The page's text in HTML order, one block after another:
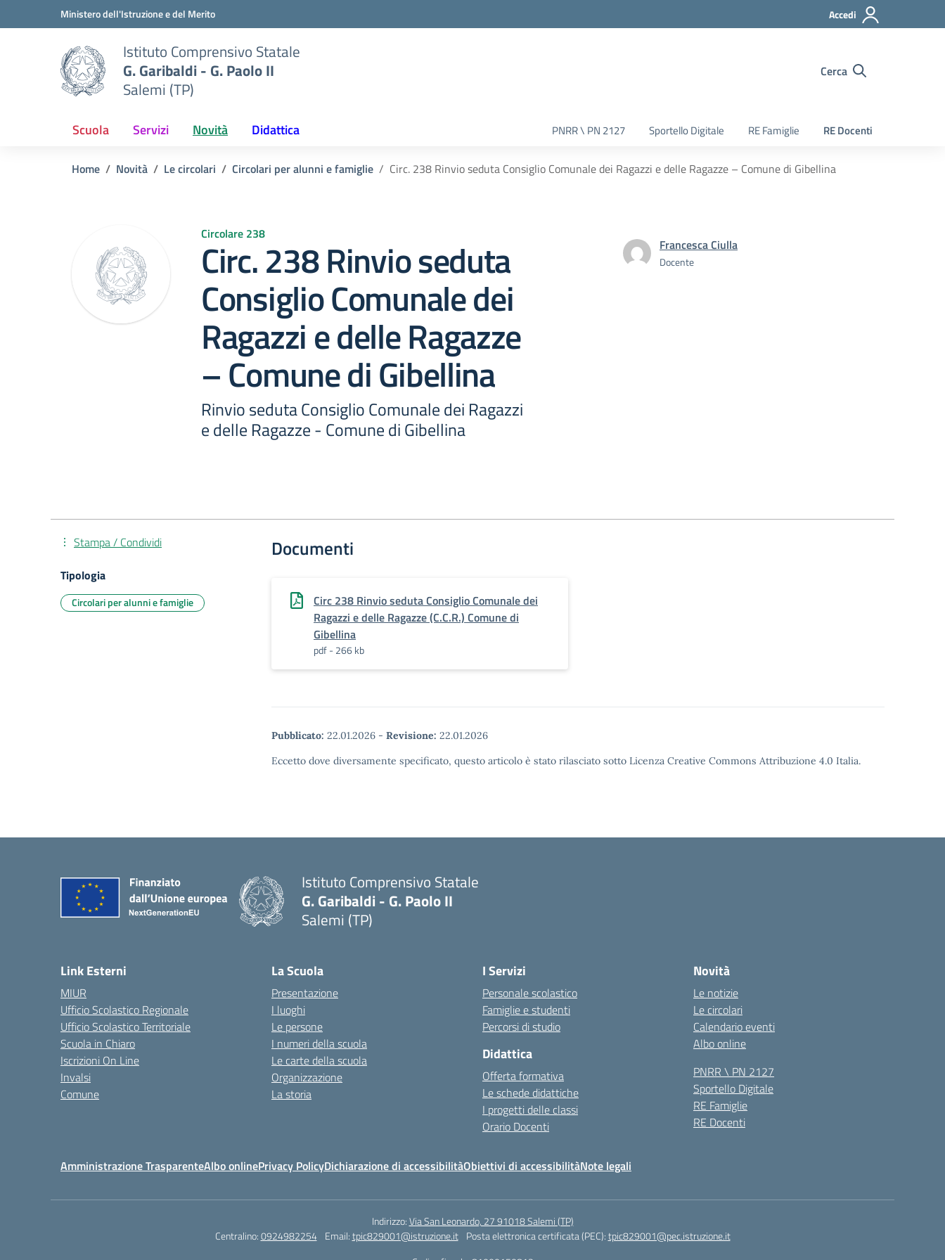
Vai ai contenuti
Vai al menu di navigazioneMinistero dell'Istruzione e del Merito Accedi
Istituto Comprensivo Statale
G. Garibaldi - G. Paolo II
Salemi (TP)
Cerca
Scuola Servizi Novità Didattica PNRR \ PN 2127 Sportello Digitale RE Famiglie RE Docenti
Home Novità Le circolari Circolari per alunni e famiglie Circ. 238 Rinvio seduta Consiglio Comunale dei Ragazzi e delle Ragazze – Comune di Gibellina
Circolare 238
Circ. 238 Rinvio seduta
Consiglio Comunale dei
Ragazzi e delle Ragazze
– Comune di Gibellina
Rinvio seduta Consiglio Comunale dei Ragazzi
e delle Ragazze - Comune di Gibellina
Francesca Ciulla
Docente
Documenti
Circ 238 Rinvio seduta Consiglio Comunale dei
Ragazzi e delle Ragazze (C.C.R.) Comune di
Gibellina
pdf - 266 kb
Pubblicato: 22.01.2026 - Revisione: 22.01.2026
Eccetto dove diversamente specificato, questo articolo è stato rilasciato sotto Licenza Creative Commons Attribuzione 4.0 Italia.
Stampa / Condividi
Tipologia
Circolari per alunni e famiglie
Istituto Comprensivo Statale
G. Garibaldi - G. Paolo II
Salemi (TP)
Link Esterni
MIUR
Ufficio Scolastico Regionale
Ufficio Scolastico Territoriale
Scuola in Chiaro
Iscrizioni On Line
Invalsi
Comune
La Scuola
Presentazione
I luoghi
Le persone
I numeri della scuola
Le carte della scuola
Organizzazione
La storia
I Servizi
Personale scolastico
Famiglie e studenti
Percorsi di studio
Didattica
Offerta formativa
Le schede didattiche
I progetti delle classi
Orario Docenti
Novità
Le notizie
Le circolari
Calendario eventi
Albo online
PNRR \ PN 2127
Sportello Digitale
RE Famiglie
RE Docenti
Amministrazione TrasparenteAlbo onlinePrivacy PolicyDichiarazione di accessibilitàObiettivi di accessibilitàNote legali
Indirizzo:Via San Leonardo, 27 91018 Salemi (TP)
Centralino:0924982254 Email:tpic829001@istruzione.it Posta elettronica certificata (PEC):tpic829001@pec.istruzione.it